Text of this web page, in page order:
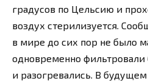
градусов по Цельсию и
воздух стерилизуется.
в мире до сих пор не было
одновременно фильтровали
и разогревались. В